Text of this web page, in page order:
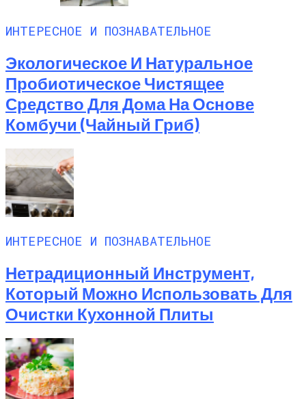
ИНТЕРЕСНОЕ И ПОЗНАВАТЕЛЬНОЕ
Экологическое И Натуральное
Пробиотическое Чистящее
Средство Для Дома На Основе
Комбучи (чайный Гриб)
ИНТЕРЕСНОЕ И ПОЗНАВАТЕЛЬНОЕ
Нетрадиционный Инструмент,
Который Можно Использовать Для
Очистки Кухонной Плиты